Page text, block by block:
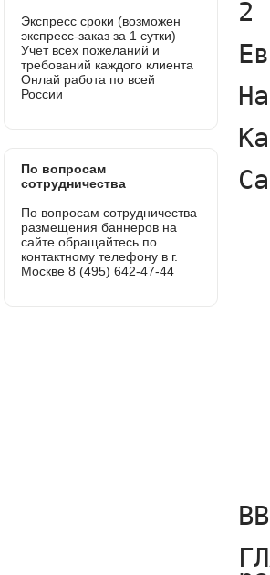
Экспресс сроки (возможен
экспресс-заказ за 1 сутки)
Учет всех пожеланий и
требований каждого клиента
Онлай работа по всей
России
По вопросам
сотрудничества
По вопросам сотрудничества
размещения баннеров на
сайте обращайтесь по
контактному телефону в г.
Москве 8 (495) 642-47-44